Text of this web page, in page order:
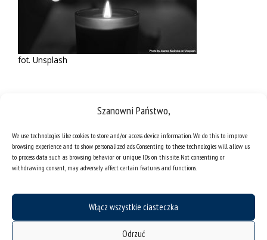
Szanowni Państwo,
We use technologies like cookies to store and/or access device information. We do this to improve
browsing experience and to show personalized ads. Consenting to these technologies will allow us
to process data such as browsing behavior or unique IDs on this site. Not consenting or
withdrawing consent, may adversely affect certain features and functions.
Włącz wszystkie ciasteczka
Odrzuć
fot. Unsplash